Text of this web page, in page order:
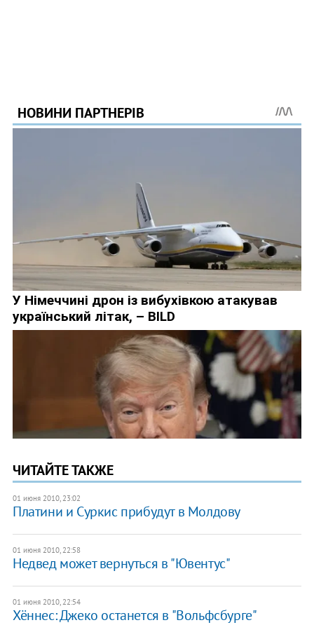
ЧИТАЙТЕ ТАКЖЕ
01 июня 2010, 23:02
Платини и Суркис прибудут в Молдову
01 июня 2010, 22:58
Недвед может вернуться в "Ювентус"
01 июня 2010, 22:54
Хённес: Джеко останется в "Вольфсбурге"